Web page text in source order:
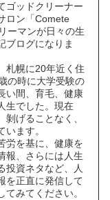
ゴッドクリーナー
ロン「Comete
ーマンが日々の生
ブログになりま
札幌に20年近く住
の時に大学受験の
い間、育毛、健康
生でした。現在
げることなく、
ます。
労を基に、健康を
報、さらには人生
投資ネタなど、人
を正直に発信して
みてください。